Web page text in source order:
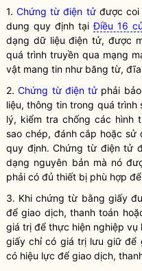
1.Chứng từ điện tửđược
dung quy định tạiĐiều 16
dạng dữ liệu điện tử, được
quá trình truyền qua mạng
vật mang tin như băng từ,
2.Chứng từ điện tử phải
liệu, thông tin trong quá
lý, kiểm tra chống các hình
sao chép, đánh cắp hoặc sử
quy định.Chứng từ điện tử
dạng nguyên bản mà nó
phải có đủ thiết bị phù hợp
3. Khi chứng từ bằng giấy
để giao dịch, thanh toán
giá trị để thực hiện nghiệp vụ
giấy chỉ có giá trị lưu giữ để
có hiệu lực để giao dịch,